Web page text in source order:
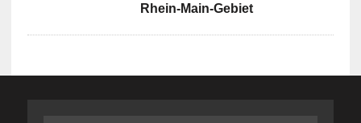
Rhein-Main-Gebiet